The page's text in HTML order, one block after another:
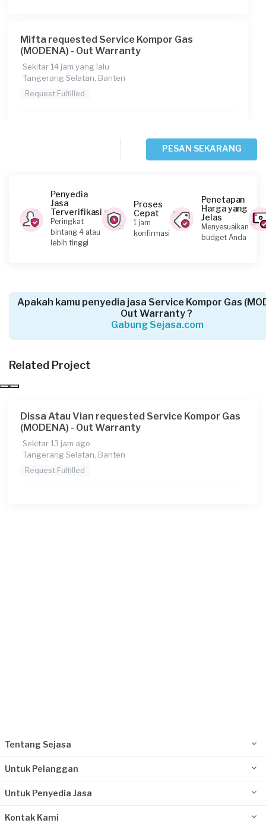
Mifta requested Service Kompor Gas
(MODENA) - Out Warranty
Sekitar 14 jam yang lalu
Tangerang Selatan, Banten
Request Fulfilled
Antonio Edgina requested Service Kompor
Gas (MODENA) - Out Warranty
Tangerang Kabupaten, Banten
Request Fulfilled
1 hari yang lalu
Tangerang Kabupaten, Banten
Tangerang Kabupaten, Banten
Request Fulfilled
PESAN SEKARANG
Penyedia
Jasa
Terverifikasi
Peringkat
bintang 4 atau
lebih tinggi
Proses
Cepat
1 jam
konfirmasi
Penetapan
Harga yang
Jelas
Menyesuaikan
budget Anda
Apakah kamu penyedia jasa Service Kompor Gas
Out Warranty ?
Gabung Sejasa.com
Related Project
Dissa Atau Vian requested Service Kompor Gas
(MODENA) - Out Warranty
Sekitar 13 jam ago
Tangerang Selatan, Banten
Request Fulfilled
Tentang Sejasa
Untuk Pelanggan
Untuk Penyedia Jasa
Kontak Kami